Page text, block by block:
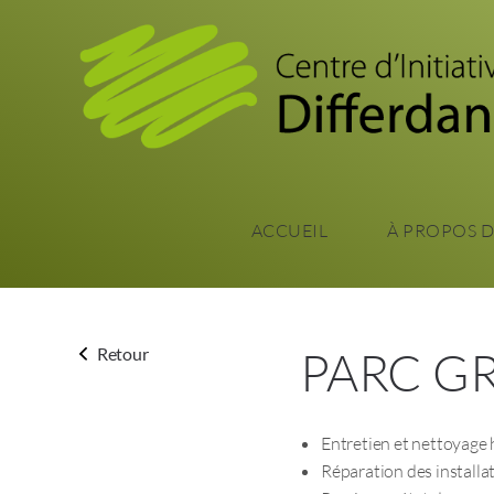
ACCUEIL À PROPOS
Retour PARC
Entretien et nettoyage
Réparation des